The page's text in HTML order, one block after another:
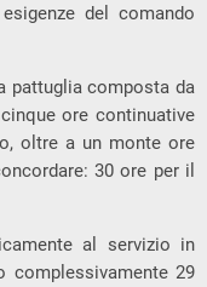
del comando
pattuglia composta da
ore continuative
oltre a un monte ore
30 ore per il
al servizio in
complessivamente 29